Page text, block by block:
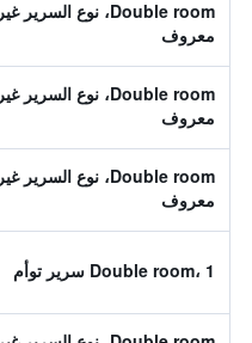
Double room، نوع السرير غير
معروف
Double room، نوع السرير غير
معروف
Double room، نوع السرير غير
معروف
Double room، 1 سرير توأم